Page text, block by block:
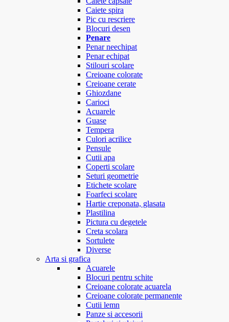
Caiete spira
Pic cu rescriere
Blocuri desen
Penare
Penar neechipat
Penar echipat
Stilouri scolare
Creioane colorate
Creioane cerate
Ghiozdane
Carioci
Acuarele
Guase
Tempera
Culori acrilice
Pensule
Cutii apa
Coperti scolare
Seturi geometrie
Etichete scolare
Foarfeci scolare
Hartie creponata, glasata
Plastilina
Pictura cu degetele
Creta scolara
Sortulete
Diverse
Arta si grafica
Acuarele
Blocuri pentru schite
Creioane colorate acuarela
Creioane colorate permanente
Cutii lemn
Panze si accesorii